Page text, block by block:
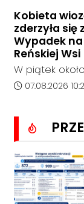
Gliwicki po
Osoba
unoszący się
worek,
wzbudziła jej
Kobieta
zderzyła się
Wypadek
Reńskiej Wsi
W piątek
ulicy
samochodu
ciężarówki.
zdarzenia jest
zablokowana.
Data dodania
07.08.2026